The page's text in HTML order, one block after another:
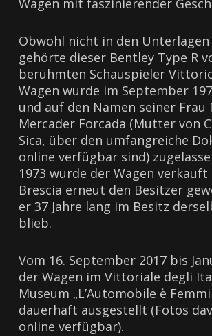
Wagen mit faszinierender
Obwohl nicht in den
gehörte dieser Bentley Type R
berühmten Schauspieler
Wagen wurde im September
und auf den Namen seiner Frau
Mercader Forcada (Mutter von
Sica, über den umfangreiche
online verfügbar sind)
1973 wurde der Wagen verkauft
Brescia erneut den Besitzer
er 37 Jahre lang im Besitz
blieb.
Vom 16. September 2017 bis
der Wagen im Vittoriale degli
Museum „L’Automobile è
dauerhaft ausgestellt (Fotos
online verfügbar).